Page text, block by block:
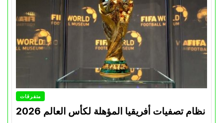
متفرقات
نظام تصفيات أفريقيا المؤهلة لكأس العالم 2026